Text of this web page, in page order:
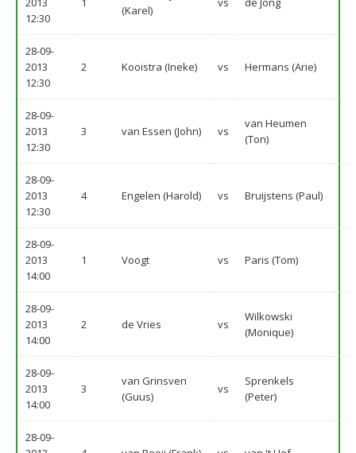
12:30
(Karel)
28-09-
2013
12:30
2 Kooistra (Ineke) vs Hermans (Arie)
28-09-
2013
12:30
3 van Essen (John) vs
van Heumen
(Ton)
28-09-
2013
12:30
4 Engelen (Harold) vs Bruijstens (Paul)
28-09-
2013
14:00
1 Voogt vs Paris (Tom)
28-09-
2013
14:00
2 de Vries vs
Wilkowski
(Monique)
28-09-
2013
14:00
3
van Grinsven
(Guus)
vs
Sprenkels
(Peter)
28-09-